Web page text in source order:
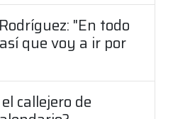
"En todo
que voy a ir por
callejero de